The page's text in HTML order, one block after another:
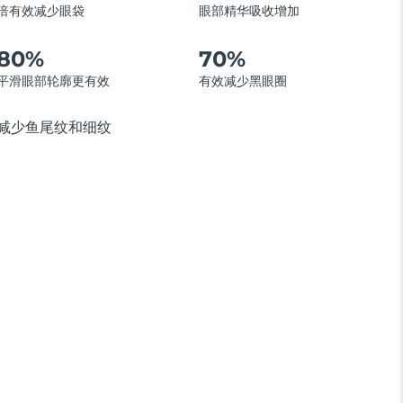
有效减少眼袋 眼部精华吸收增加
滑眼部轮廓更有效
70%
有效减少黑眼圈
少鱼尾纹和细纹